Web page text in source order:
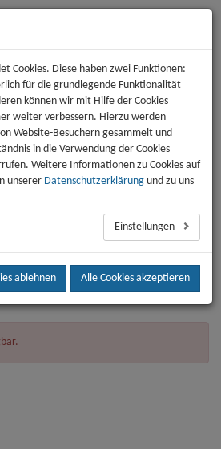
Cookies. Diese haben zwei Funktionen:
für die grundlegende Funktionalität
können wir mit Hilfe der Cookies
weiter verbessern. Hierzu werden
Website-Besuchern gesammelt und
in die Verwendung der Cookies
Weitere Informationen zu Cookies auf
unserer Datenschutzerklärung und zu uns
Einstellungen
ablehnen Alle Cookies akzeptieren